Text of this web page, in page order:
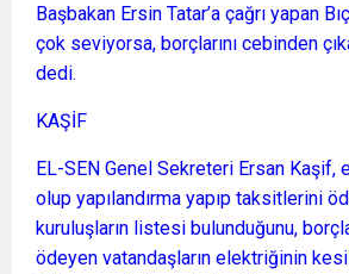
Başbakan Ersin Tatar’a çağrı yapan
çok seviyorsa, borçlarını cebinden
dedi.
KAŞİF
EL-SEN Genel Sekreteri Ersan Kaşif,
olup yapılandırma yapıp taksitlerini
kuruluşların listesi bulunduğunu,
ödeyen vatandaşların elektriğinin